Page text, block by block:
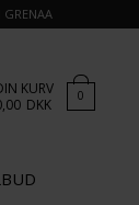
GRENAA
KURV
DKK 0